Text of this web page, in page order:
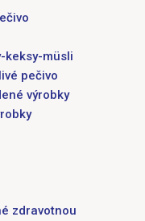
keksy-müsli
pečivo
výrobky
zdravotnou